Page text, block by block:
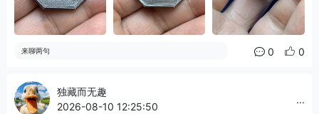
来聊两句 0 0
独藏而无趣
2026-08-10 12:25:50
...